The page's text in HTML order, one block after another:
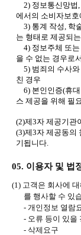
2) 정보통신망법,
에서의 소비자보
3) 통계 작성, 학
는 형태로 제공되
4) 정보주체 또
을 수 없는 경우로
5) 범죄의 수사
친 경우
6) 본인인증(휴
스 제공을 위해 필
(2)제3자 제공기관
(3)제3자 제공동의
기됩니다.
05. 이용자 및 법
(1) 고객은 회사에
를 행사할 수 있
- 개인정보 열람
- 오류 등이 있을
- 삭제요구